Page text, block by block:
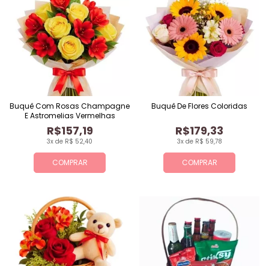
COMPRAR
3x de R$ 52,40
R$157,19
Buquê Com Rosas Champagne
E Astromelias Vermelhas
COMPRAR
3x de R$ 59,78
R$179,33
Buquê De Flores Coloridas